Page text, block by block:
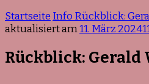
Startseite Info Rückblick:
aktualisiert am11. März 2024
Rückblick: Gerald